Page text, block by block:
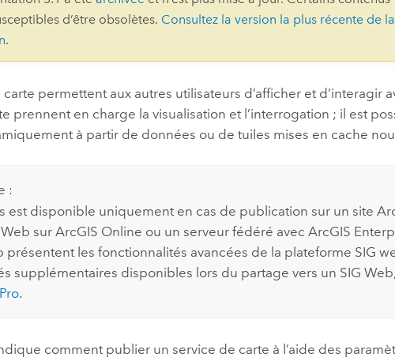
professionnels et
perspectives et
l’univers
Tous les récits
d’être obsolètes. Consultez la version la plus récente de la
.
permettent aux autres utilisateurs d’afficher et d’interagir
prennent en charge la visualisation et l’interrogation ; il est
à partir de données ou de tuiles mises en cache
:
est disponible uniquement en cas de publication sur un site
surArcGIS Online ou un serveur fédéré avec ArcGIS
présentent les fonctionnalités avancées de la plateforme SIG
supplémentaires disponibles lors du partage vers un SIG
.
comment publier un service de carte à l’aide des